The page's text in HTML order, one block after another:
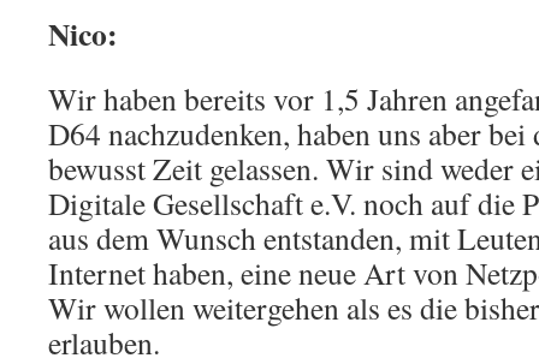
Nico:
Wir haben bereits vor 1,5 Jahren
D64 nachzudenken, haben uns aber
bewusst Zeit gelassen. Wir sind weder
Digitale Gesellschaft e.V. noch auf die
aus dem Wunsch entstanden, mit
Internet haben, eine neue Art von
Wir wollen weitergehen als es die
erlauben.